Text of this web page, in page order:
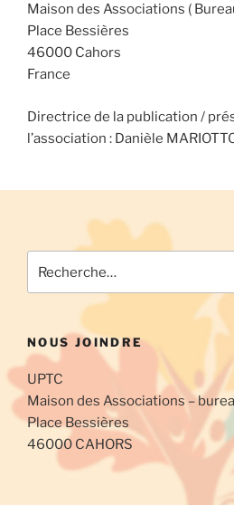
Maison des Associations (
Place Bessières
46000 Cahors
France
Directrice de la publication /
l’association : Danièle
pour
NOUS JOINDRE
UPTC
Maison des Associations –
Place Bessières
46000 CAHORS